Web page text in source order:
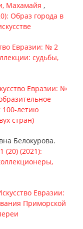
Махамайя ,
Образ города в
Евразии: № 2
судьбы,
Евразии: №
100-летию
стран)
Белокурова.
(20) (2021):
Евразии:
Приморской